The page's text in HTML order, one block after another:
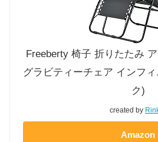
Freeberty 椅子 折りたたみ
グラビティーチェア インフ
ク)
created by
Amazon